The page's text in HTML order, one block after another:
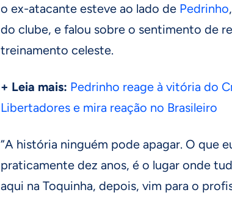
o ex-atacante esteve ao lado de Pedrinho
do clube, e falou sobre o sentimento de
treinamento celeste.
+ Leia mais: Pedrinho reage à vitória do
Libertadores e mira reação no Brasileiro
“A história ninguém pode apagar. O que
praticamente dez anos, é o lugar onde
aqui na Toquinha, depois, vim para o